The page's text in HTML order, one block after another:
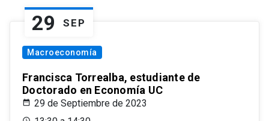
29 SEP
Macroeconomía
Francisca Torrealba, estudiante de
Doctorado en Economía UC
29 de Septiembre de 2023